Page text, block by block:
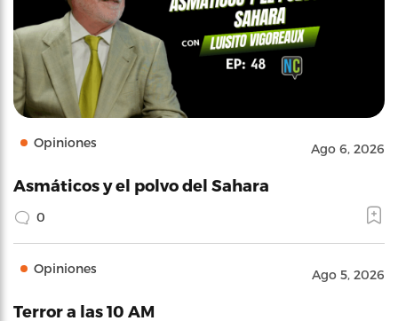
Opiniones Ago 6, 2026
Asmáticos y el polvo del Sahara
0
Opiniones Ago 5, 2026
Terror a las 10 AM